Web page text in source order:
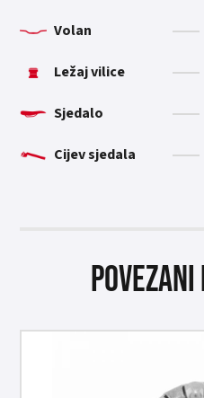
Volan
Ležaj vilice
Sjedalo
Cijev sjedala